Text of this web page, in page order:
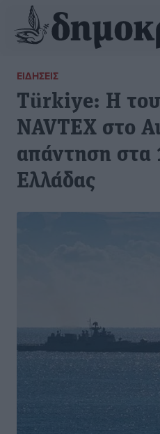
ΕΙΔΉΣΕΙΣ
Türkiye: Η
NAVTEX στο
απάντηση στα
Ελλάδας